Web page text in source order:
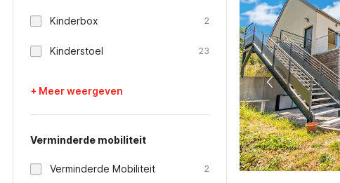
Kinderbox 2
Kinderstoel 23
+ Meer weergeven
Verminderde mobiliteit
Verminderde Mobiliteit 2